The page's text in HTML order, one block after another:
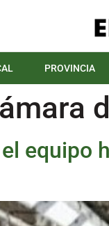
PROVINCIA
equipo